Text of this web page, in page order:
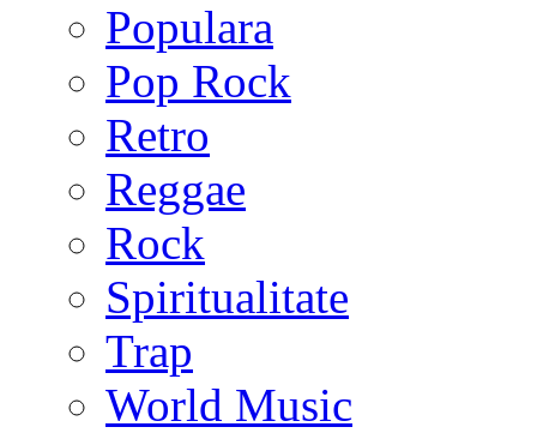
Populara
Pop Rock
Retro
Reggae
Rock
Spiritualitate
Trap
World Music